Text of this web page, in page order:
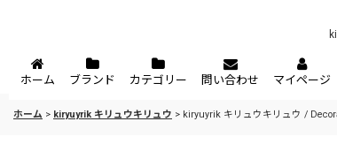
ホーム ブランド カテゴリー 問い合わせ マイページ
ホーム > kiryuyrik キリュウキリュウ > kiryuyrik キリュウキリュウ /